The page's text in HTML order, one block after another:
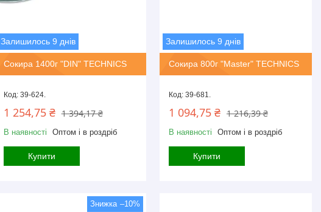
Залишилось 9 днів
Сокира 1400г "DIN" TECHNICS
39-624.
1 394,17 ₴
1 254,75 ₴
В наявності Оптом і в роздріб
Купити
Залишилось 9 днів
Сокира 800г "Master" TECHNICS
39-681.
1 216,39 ₴
1 094,75 ₴
В наявності Оптом і в роздріб
Купити
–10%